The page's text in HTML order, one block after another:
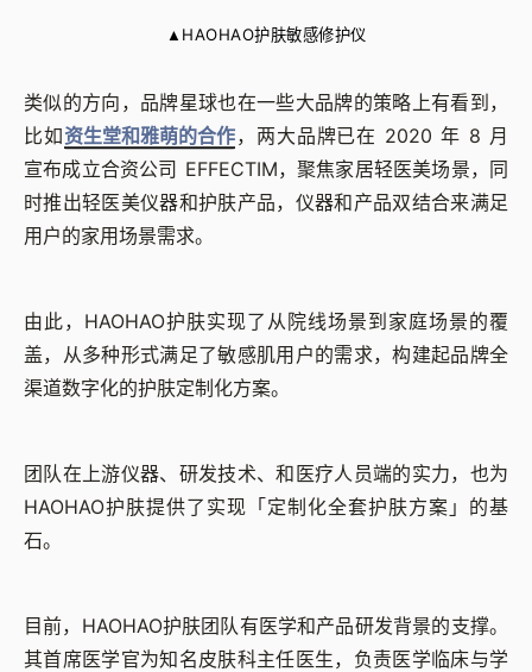
▲ HAOHAO护肤敏感修护仪
类似的方向，品牌星球也在一些大品牌的策略上有看到，
比如资生堂和雅萌的合作，两大品牌已在 2020 年 8 月
宣布成立合资公司 EFFECTIM，聚焦家居轻医美场景，同
时推出轻医美仪器和护肤产品，仪器和产品双结合来满足
用户的家用场景需求。
由此，HAOHAO护肤实现了从院线场景到家庭场景的覆
盖，从多种形式满足了敏感肌用户的需求，构建起品牌全
渠道数字化的护肤定制化方案。
团队在上游仪器、研发技术、和医疗人员端的实力，也为
HAOHAO护肤提供了实现「定制化全套护肤方案」的基
石。
目前，HAOHAO护肤团队有医学和产品研发背景的支撑。
其首席医学官为知名皮肤科主任医生，负责医学临床与学